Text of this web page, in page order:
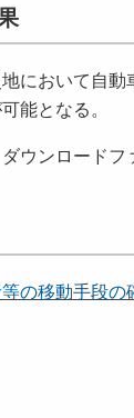
において自
能となる。
ウンロードフ
の移動手段